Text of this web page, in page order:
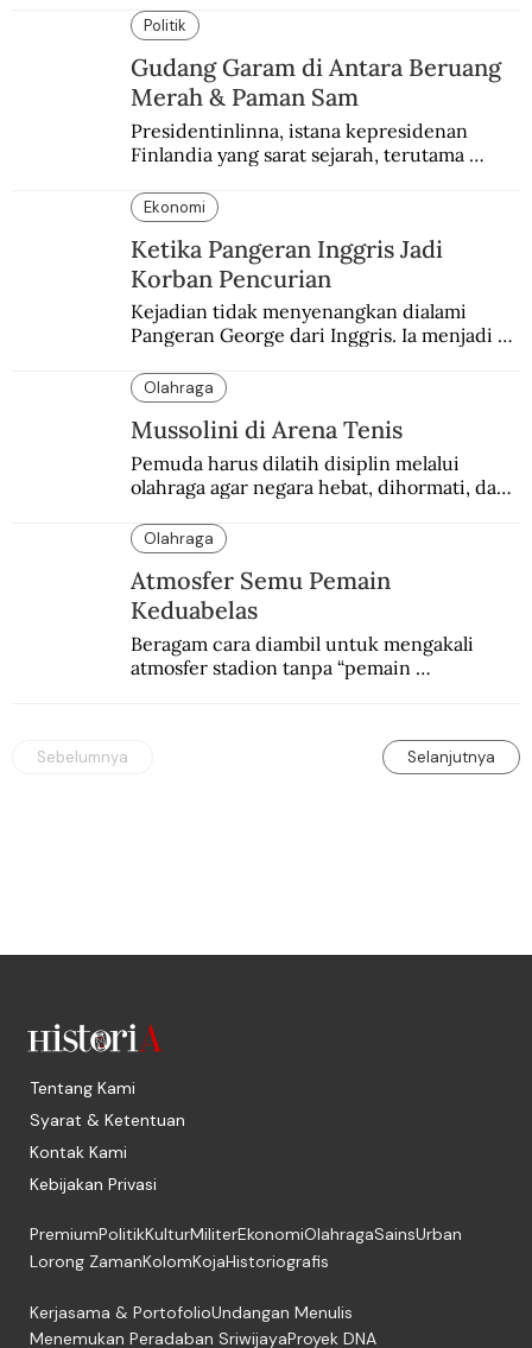
Politik
Gudang Garam di Antara Beruang
Merah & Paman Sam
Presidentinlinna, istana kepresidenan
Finlandia yang sarat sejarah, terutama
Ekonomi
Ketika Pangeran Inggris Jadi
Korban Pencurian
Kejadian tidak menyenangkan dialami
Pangeran George dari Inggris. Ia menjadi
Buenos Aires, Argentina.
Olahraga
Mussolini di Arena Tenis
Pemuda harus dilatih disiplin melalui
olahraga agar negara hebat, dihormati, dan
Olahraga
Atmosfer Semu Pemain
Keduabelas
Beragam cara diambil untuk mengakali
atmosfer stadion tanpa “pemain
Sebelumnya Selanjutnya
Tentang Kami
Syarat & Ketentuan
Kontak Kami
Kebijakan Privasi
PremiumPolitikKulturMiliterEkonomiOlahragaSainsUrban
Lorong ZamanKolomKojaHistoriografis
Kerjasama & PortofolioUndangan Menulis
Menemukan Peradaban SriwijayaProyek DNA